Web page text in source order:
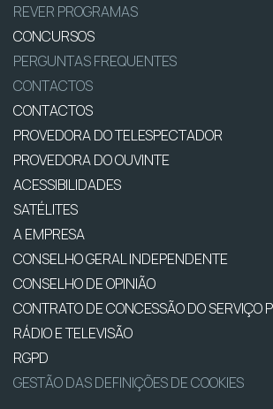
REVER PROGRAMAS
CONCURSOS
PERGUNTAS FREQUENTES
CONTACTOS
CONTACTOS
PROVEDORA DO TELESPECTADOR
PROVEDORA DO OUVINTE
ACESSIBILIDADES
SATÉLITES
A EMPRESA
CONSELHO GERAL INDEPENDENTE
CONSELHO DE OPINIÃO
CONTRATO DE CONCESSÃO DO SERVIÇO
RÁDIO E TELEVISÃO
RGPD
GESTÃO DAS DEFINIÇÕES DE COOKIES